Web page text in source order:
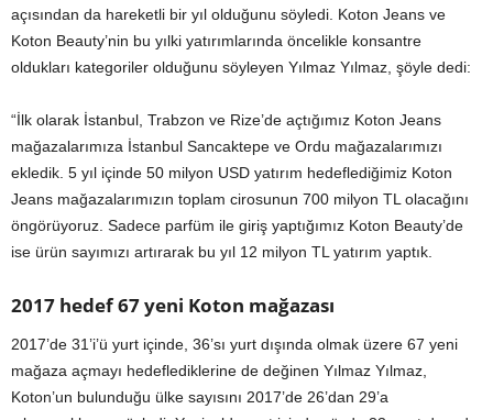
açısından da hareketli bir yıl olduğunu söyledi. Koton Jeans ve
Koton Beauty’nin bu yılki yatırımlarında öncelikle konsantre
oldukları kategoriler olduğunu söyleyen Yılmaz Yılmaz, şöyle dedi:
“İlk olarak İstanbul, Trabzon ve Rize’de açtığımız Koton Jeans
mağazalarımıza İstanbul Sancaktepe ve Ordu mağazalarımızı
ekledik. 5 yıl içinde 50 milyon USD yatırım hedeflediğimiz Koton
Jeans mağazalarımızın toplam cirosunun 700 milyon TL olacağını
öngörüyoruz. Sadece parfüm ile giriş yaptığımız Koton Beauty’de
ise ürün sayımızı artırarak bu yıl 12 milyon TL yatırım yaptık.
2017 hedef 67 yeni Koton mağazası
2017’de 31’i’ü yurt içinde, 36’sı yurt dışında olmak üzere 67 yeni
mağaza açmayı hedeflediklerine de değinen Yılmaz Yılmaz,
Koton’un bulunduğu ülke sayısını 2017’de 26’dan 29’a